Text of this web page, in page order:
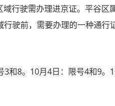
行驶需办理进京证。平谷区
驶前，需要办理的一种通行
和8。10月4日：限号4和9。